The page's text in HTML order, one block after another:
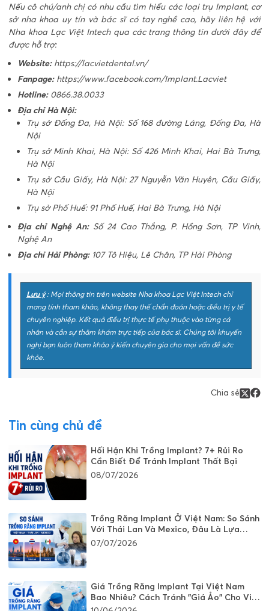
Nếu cô chú/anh chị có nhu cầu tìm hiểu các loại trụ Implant, cơ
sở nha khoa uy tín và bác sĩ có tay nghề cao, hãy liên hệ với
Nha khoa Lạc Việt Intech qua các trang thông tin dưới đây để
được hỗ trợ:
Website: https://lacvietdental.vn/
Fanpage: https://www.facebook.com/Implant.Lacviet
Hotline:0866.38.0033
Địa chỉ Hà Nội:
Trụ sở Đống Đa, Hà Nội: Số 168 đường Láng, Đống Đa, Hà
Nội
Trụ sở Minh Khai, Hà Nội: Số 426 Minh Khai, Hai Bà Trưng,
Hà Nội
Trụ sở Cầu Giấy, Hà Nội: 27 Nguyễn Văn Huyên, Cầu Giấy,
Hà Nội
Trụ sở Phố Huế: 91 Phố Huế, Hai Bà Trưng, Hà Nội
Địa chỉ Nghệ An:Số 24 Cao Thắng, P. Hồng Sơn, TP Vinh,
Nghệ An
Địa chỉ Hải Phòng:107 Tô Hiệu, Lê Chân, TP Hải Phòng
Lưu ý: Mọi thông tin trên website Nha khoa Lạc Việt Intech chỉ
mang tính tham khảo, không thay thế chẩn đoán hoặc điều trị y tế
chuyên nghiệp. Kết quả điều trị thực tế phụ thuộc vào từng cá
nhân và cần sự thăm khám trực tiếp của bác sĩ. Chúng tôi khuyến
nghị bạn luôn tham khảo ý kiến chuyên gia cho mọi vấn đề sức
khỏe.
Chia sẻ
Tin cùng chủ đề
Hối Hận Khi Trồng Implant? 7+ Rủi Ro
Cần Biết Để Tránh Implant Thất Bại
08/07/2026
Trồng Răng Implant Ở Việt Nam: So Sánh
Với Thái Lan Và Mexico, Đâu Là Lựa
Chọn Tốt?
07/07/2026
Giá Trồng Răng Implant Tại Việt Nam
Bao Nhiêu? Cách Tránh "Giá Ảo" Cho Việt
Kiều